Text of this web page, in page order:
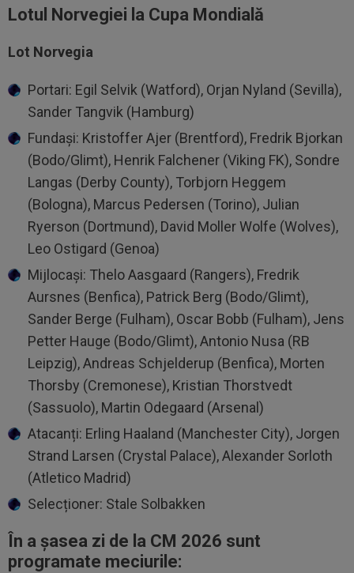
Lotul Norvegiei la Cupa Mondială
Lot Norvegia
Portari: Egil Selvik (Watford), Orjan Nyland (Sevilla),
Sander Tangvik (Hamburg)
Fundași: Kristoffer Ajer (Brentford), Fredrik Bjorkan
(Bodo/Glimt), Henrik Falchener (Viking FK), Sondre
Langas (Derby County), Torbjorn Heggem
(Bologna), Marcus Pedersen (Torino), Julian
Ryerson (Dortmund), David Moller Wolfe (Wolves),
Leo Ostigard (Genoa)
Mijlocași: Thelo Aasgaard (Rangers), Fredrik
Aursnes (Benfica), Patrick Berg (Bodo/Glimt),
Sander Berge (Fulham), Oscar Bobb (Fulham), Jens
Petter Hauge (Bodo/Glimt), Antonio Nusa (RB
Leipzig), Andreas Schjelderup (Benfica), Morten
Thorsby (Cremonese), Kristian Thorstvedt
(Sassuolo), Martin Odegaard (Arsenal)
Atacanți: Erling Haaland (Manchester City), Jorgen
Strand Larsen (Crystal Palace), Alexander Sorloth
(Atletico Madrid)
Selecționer: Stale Solbakken
În a șasea zi de la CM 2026 sunt
programate meciurile: